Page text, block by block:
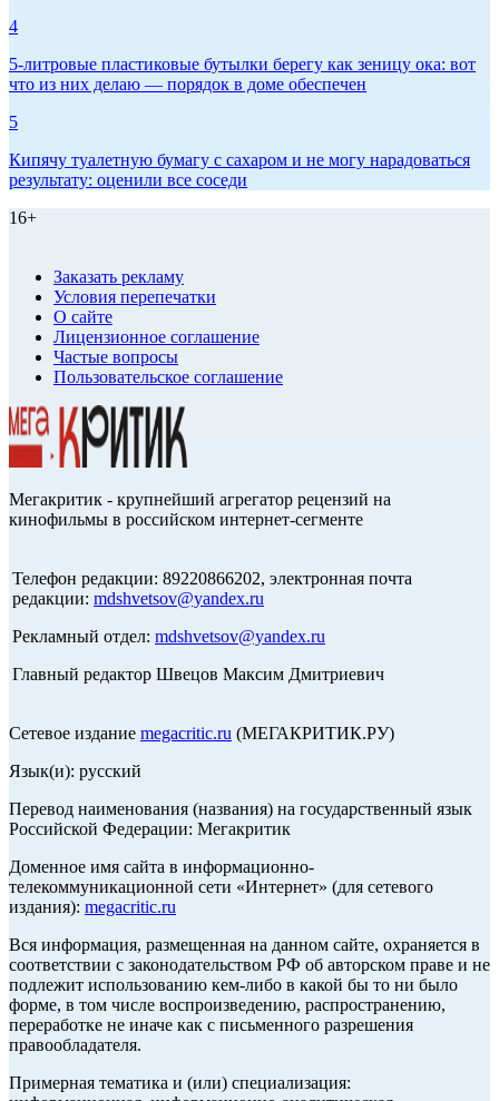
4
5-литровые пластиковые бутылки берегу как зеницу ока: вот
что из них делаю — порядок в доме обеспечен
5
Кипячу туалетную бумагу с сахаром и не могу нарадоваться
результату: оценили все соседи
16+
Заказать рекламу
Условия перепечатки
О сайте
Лицензионное соглашение
Частые вопросы
Пользовательское соглашение
Мегакритик - крупнейший агрегатор рецензий на
кинофильмы в российском интернет-сегменте
Телефон редакции: 89220866202, электронная почта
редакции: mdshvetsov@yandex.ru
Рекламный отдел: mdshvetsov@yandex.ru
Главный редактор Швецов Максим Дмитриевич
Сетевое издание megacritic.ru (МЕГАКРИТИК.РУ)
Язык(и): русский
Перевод наименования (названия) на государственный язык
Российской Федерации: Мегакритик
Доменное имя сайта в информационно-
телекоммуникационной сети «Интернет» (для сетевого
издания): megacritic.ru
Вся информация, размещенная на данном сайте, охраняется в
соответствии с законодательством РФ об авторском праве и не
подлежит использованию кем-либо в какой бы то ни было
форме, в том числе воспроизведению, распространению,
переработке не иначе как с письменного разрешения
правообладателя.
Примерная тематика и (или) специализация: